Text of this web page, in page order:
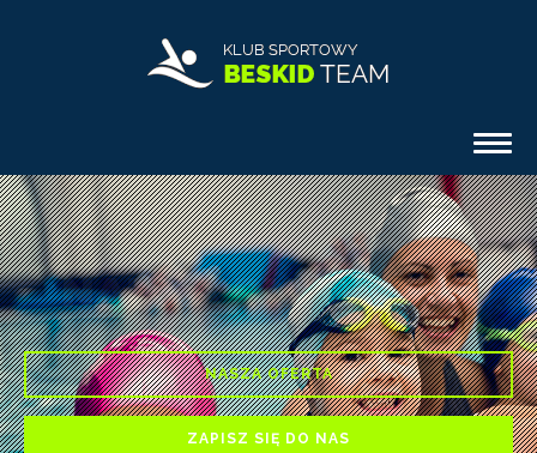
KOLONIE LETNIE
NASZA OFERTA
ZAPISZ SIĘ DO NAS